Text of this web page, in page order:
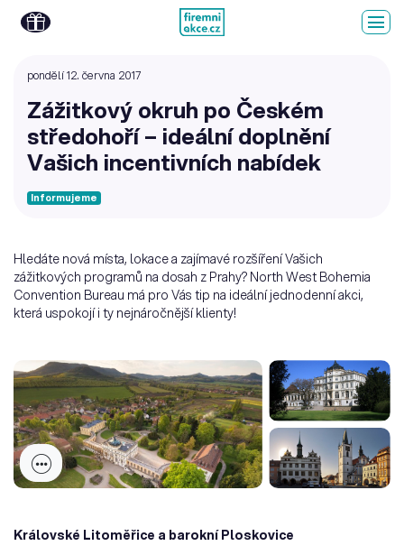
pondělí 12. června 2017
Zážitkový okruh po Českém
středohoří – ideální doplnění
Vašich incentivních nabídek
Informujeme
Hledáte nová místa, lokace a zajímavé rozšíření Vašich
zážitkových programů na dosah z Prahy? North West Bohemia
Convention Bureau má pro Vás tip na ideální jednodenní akci,
která uspokojí i ty nejnáročnější klienty!
Královské Litoměřice a barokní Ploskovice